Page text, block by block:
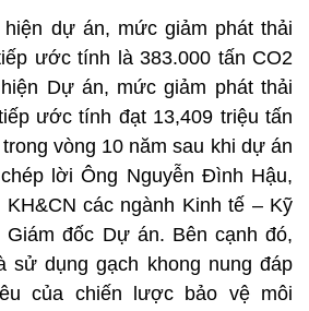
dự án, mức giảm phát thải
ước tính là 383.000 tấn CO2
Dự án, mức giảm phát thải
ước tính đạt 13,409 triệu tấn
vòng 10 năm sau khi dự án
lời Ông Nguyễn Đình Hậu,
các ngành Kinh tế – Kỹ
Giám đốc Dự án. Bên cạnh đó,
sử dụng gạch khong nung đáp
của chiến lược bảo vệ môi